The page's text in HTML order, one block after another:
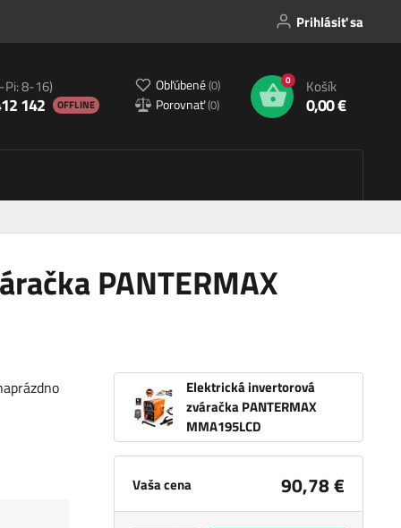
Prihlásiť sa
Pi: 8-16)
142 OFFLINE
Obľúbené(0)
Porovnať(0)
0 Košík
0,00 €
PANTERMAX
Elektrická invertorová
zváračka PANTERMAX
MMA195LCD
Vaša cena 90,78 €